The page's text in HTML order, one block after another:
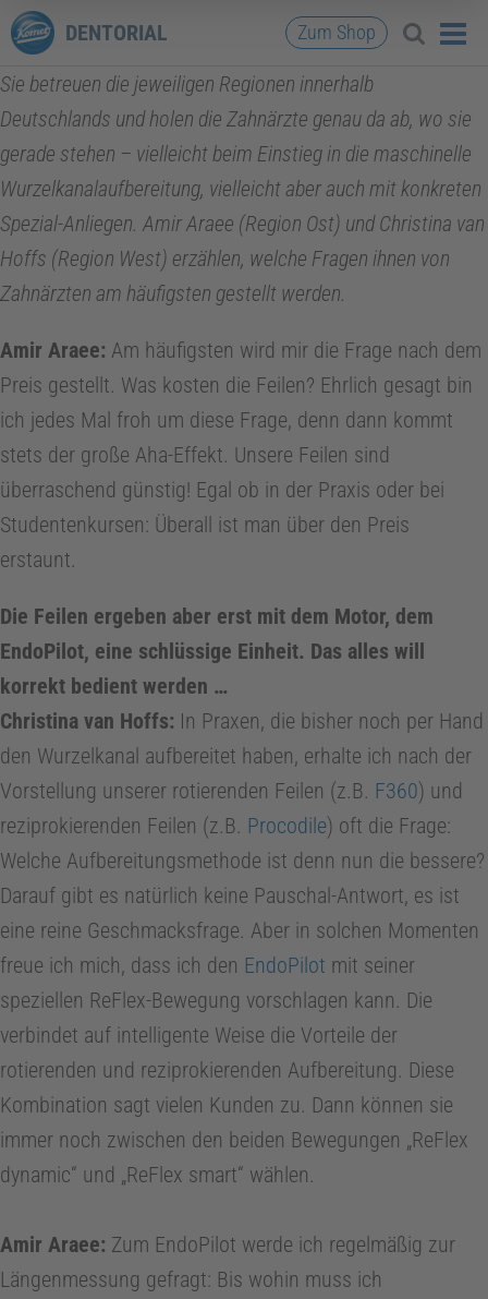
DENTORIAL Zum Shop
Sie betreuen die jeweiligen Regionen innerhalb
Deutschlands und holen die Zahnärzte genau da ab, wo sie
gerade stehen – vielleicht beim Einstieg in die maschinelle
Wurzelkanalaufbereitung, vielleicht aber auch mit konkreten
Spezial-Anliegen. Amir Araee (Region Ost) und Christina van
Hoffs (Region West) erzählen, welche Fragen ihnen von
Zahnärzten am häufigsten gestellt werden.
Amir Araee: Am häufigsten wird mir die Frage nach dem
Preis gestellt. Was kosten die Feilen? Ehrlich gesagt bin
ich jedes Mal froh um diese Frage, denn dann kommt
stets der große Aha-Effekt. Unsere Feilen sind
überraschend günstig! Egal ob in der Praxis oder bei
Studentenkursen: Überall ist man über den Preis
erstaunt.
Die Feilen ergeben aber erst mit dem Motor, dem
EndoPilot, eine schlüssige Einheit. Das alles will
korrekt bedient werden …
Christina van Hoffs: In Praxen, die bisher noch per Hand
den Wurzelkanal aufbereitet haben, erhalte ich nach der
Vorstellung unserer rotierenden Feilen (z.B. F360) und
reziprokierenden Feilen (z.B. Procodile) oft die Frage:
Welche Aufbereitungsmethode ist denn nun die bessere?
Darauf gibt es natürlich keine Pauschal-Antwort, es ist
eine reine Geschmacksfrage. Aber in solchen Momenten
freue ich mich, dass ich den EndoPilot mit seiner
speziellen ReFlex-Bewegung vorschlagen kann. Die
verbindet auf intelligente Weise die Vorteile der
rotierenden und reziprokierenden Aufbereitung. Diese
Kombination sagt vielen Kunden zu. Dann können sie
immer noch zwischen den beiden Bewegungen „ReFlex
dynamic“ und „ReFlex smart“ wählen.
Amir Araee: Zum EndoPilot werde ich regelmäßig zur
Längenmessung gefragt: Bis wohin muss ich